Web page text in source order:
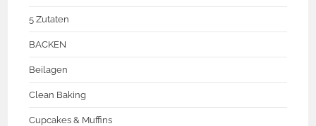
5 Zutaten
BACKEN
Beilagen
Clean Baking
Cupcakes & Muffins